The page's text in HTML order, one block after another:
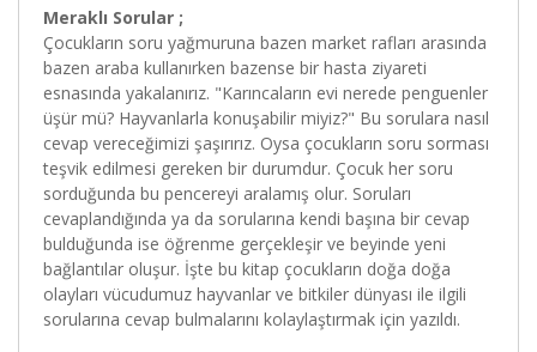
Meraklı Sorular ;
Çocukların soru yağmuruna bazen market rafları arasında
bazen araba kullanırken bazense bir hasta ziyareti
esnasında yakalanırız. "Karıncaların evi nerede penguenler
üşür mü? Hayvanlarla konuşabilir miyiz?" Bu sorulara nasıl
cevap vereceğimizi şaşırırız. Oysa çocukların soru sorması
teşvik edilmesi gereken bir durumdur. Çocuk her soru
sorduğunda bu pencereyi aralamış olur. Soruları
cevaplandığında ya da sorularına kendi başına bir cevap
bulduğunda ise öğrenme gerçekleşir ve beyinde yeni
bağlantılar oluşur. İşte bu kitap çocukların doğa doğa
olayları vücudumuz hayvanlar ve bitkiler dünyası ile ilgili
sorularına cevap bulmalarını kolaylaştırmak için yazıldı.